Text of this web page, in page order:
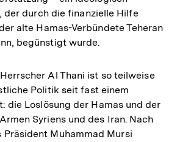
durch die finanzielle Hilfe
alte Hamas-Verbündete Teheran
begünstigt wurde.
Al Thani ist so teilweise
Politik seit fast einem
die Loslösung der Hamas und der
Syriens und des Iran. Nach
Muhammad Mursi